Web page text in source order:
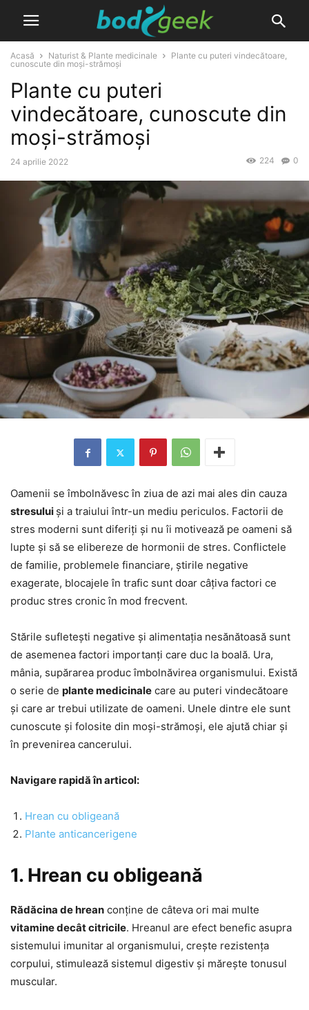
Acasă Naturist & Plante medicinale
Plante cu puteri vindecătoare,
cunoscute din moși-strămoși
Plante cu puteri
vindecătoare, cunoscute din
moși-strămoși
24 aprilie 2022 0
224
Oamenii se îmbolnăvesc în ziua de azi mai ales din cauza
stresului și a traiului într-un mediu periculos. Factorii de
stres moderni sunt diferiți și nu îi motivează pe oameni să
lupte și să se elibereze de hormonii de stres. Conflictele
de familie, problemele financiare, știrile negative
exagerate, blocajele în trafic sunt doar câțiva factori ce
produc stres cronic în mod frecvent.
Stările sufletești negative și alimentația nesănătoasă sunt
de asemenea factori importanți care duc la boală. Ura,
mânia, supărarea produc îmbolnăvirea organismului. Există
o serie de plante medicinale care au puteri vindecătoare
și care ar trebui utilizate de oameni. Unele dintre ele sunt
cunoscute și folosite din moși-strămoși, ele ajută chiar și
în prevenirea cancerului.
Navigare rapidă în articol:
Hrean cu obligeană
Plante anticancerigene
1. Hrean cu obligeană
Rădăcina de hrean conține de câteva ori mai multe
vitamine decât citricile. Hreanul are efect benefic asupra
sistemului imunitar al organismului, crește rezistența
corpului, stimulează sistemul digestiv și mărește tonusul
muscular.